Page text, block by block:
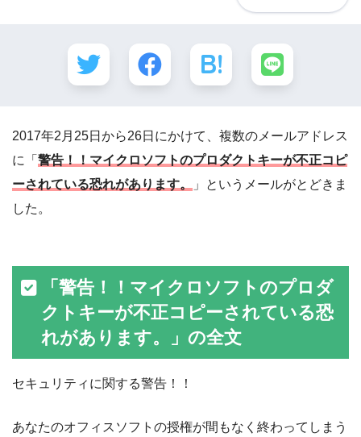
2017年2月25日から26日にかけて、複数のメールアドレス
に「 警告！！マイクロソフトのプロダクトキーが不正コピ
ーされている恐れがあります。
」というメールがとどきま
した。
「警告！！マイクロソフトのプロダ
クトキーが不正コピーされている恐
れがあります。」の全文
セキュリティに関する警告！！
あなたのオフィスソフトの授権が間もなく終わってしまう